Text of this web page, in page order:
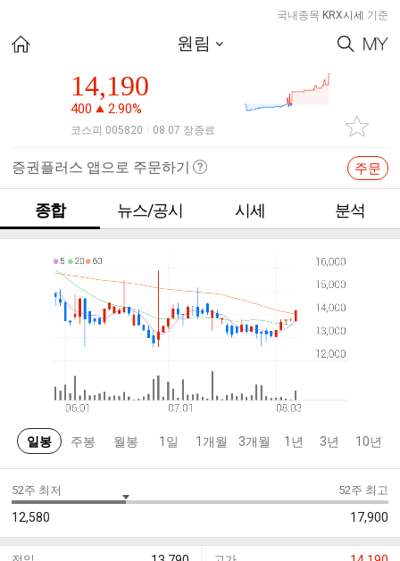
국내종목 KRX시세 기준
원림
14,190
400 2.90%
코스피 005820 08.07 장종료
증권플러스 앱으로 주문하기 주문
종합 뉴스/공시 시세 분석
일봉 주봉 월봉 1일 1개월 3개월 1년 3년 10년
52주 최저
12,580
52주 최고
17,900